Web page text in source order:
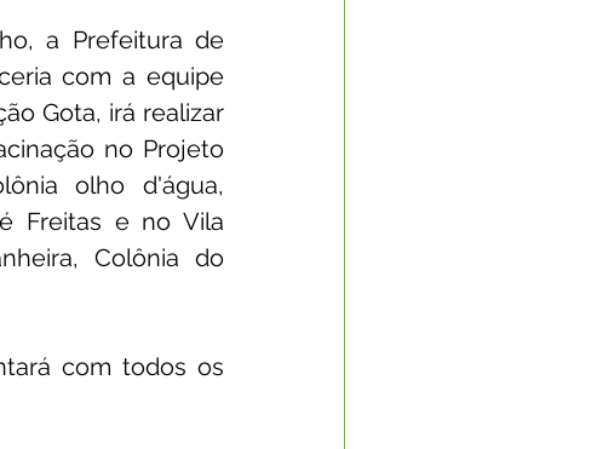
Econômico
Esporte
a Prefeitura de
com a equipe
Gota, irá realizar
no Projeto
olho d'água,
Freitas e no Vila
Colônia do
com todos os